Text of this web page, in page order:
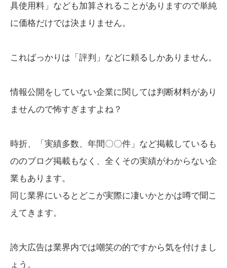
具使用料」なども加算されることがありますので単純
に価格だけでは決まりません。
こればっかりは「評判」などに頼るしかありません。
情報公開をしていない企業に関しては判断材料があり
ませんので怖すぎますよね？
時折、「実績多数、年間〇〇件」など掲載しているも
ののブログ掲載もなく、全くその実績がわからない企
業もあります。
同じ業界にいるとどこが実際に凄いかとかは噂で聞こ
えてきます。
誇大広告は業界内では嘲笑の的ですから気を付けまし
ょう。